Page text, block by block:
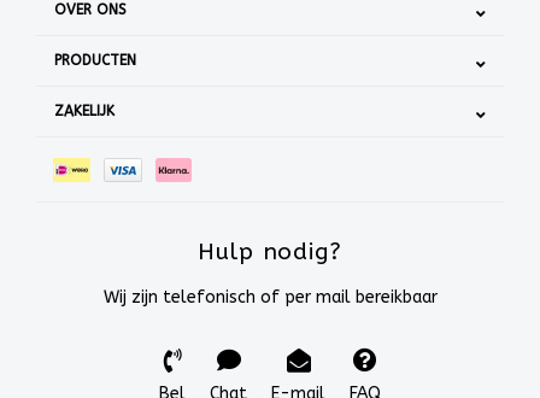
OVER ONS
PRODUCTEN
ZAKELIJK
Hulp nodig?
Wij zijn telefonisch of per mail bereikbaar
Bel Chat E-mail FAQ